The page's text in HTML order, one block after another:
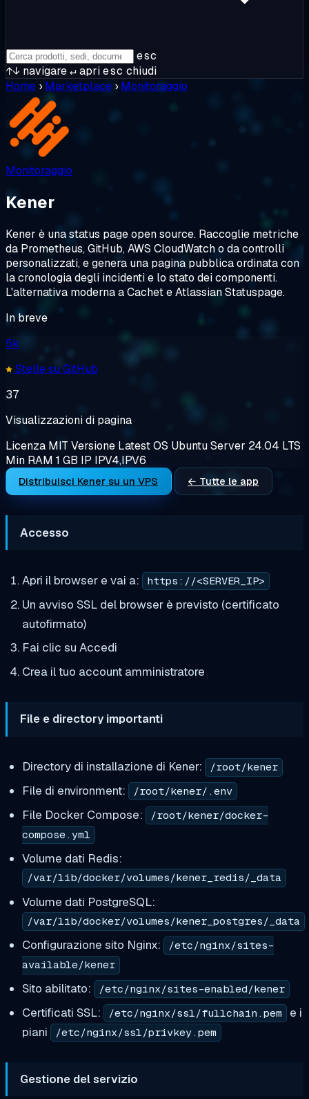
esc
↑↓ navigare↵apriesc chiudi
Home › Marketplace › Monitoraggio
Monitoraggio
Kener
Kener è una status page open source. Raccoglie metriche
da Prometheus, GitHub, AWS CloudWatch o da controlli
personalizzati, e genera una pagina pubblica ordinata con
la cronologia degli incidenti e lo stato dei componenti.
L'alternativa moderna a Cachet e Atlassian Statuspage.
In breve
5k
Stelle su GitHub
37
Visualizzazioni di pagina
Licenza MIT Versione LatestOS Ubuntu Server 24.04 LTS
Min RAM 1 GB IP IPV4,IPV6
Distribuisci Kener su un VPS ← Tutte le app
Accesso
Apri il browser e vai a: https://<SERVER_IP>
Un avviso SSL del browser è previsto (certificato
autofirmato)
Fai clic su Accedi
Crea il tuo account amministratore
File e directory importanti
Directory di installazione di Kener: /root/kener
File di environment: /root/kener/.env
File Docker Compose:
/root/kener/docker-
compose.yml
Volume dati Redis:
/var/lib/docker/volumes/kener_redis/_data
Volume dati PostgreSQL:
/var/lib/docker/volumes/kener_postgres/_data
Configurazione sito Nginx:
/etc/nginx/sites-
available/kener
Sito abilitato: /etc/nginx/sites-enabled/kener
Certificati SSL: /etc/nginx/ssl/fullchain.pem
e i
piani
/etc/nginx/ssl/privkey.pem
Gestione del servizio